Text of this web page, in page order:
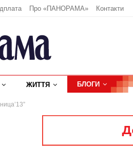
Про «ПАНОРАМА» Контакти
ЖИТТЯ БЛОГИ